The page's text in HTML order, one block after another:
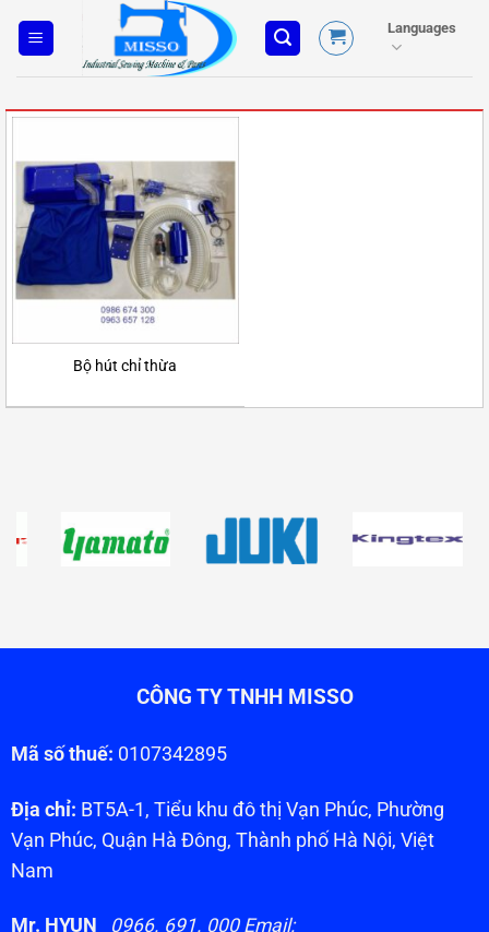
Languages
Bộ hút chỉ thừa
CÔNG TY TNHH MISSO
Mã số thuế: 0107342895
Địa chỉ: BT5A-1, Tiểu khu đô thị Vạn Phúc, Phường
Vạn Phúc, Quận Hà Đông, Thành phố Hà Nội, Việt
Nam
Mr. HYUN
0966. 691. 000 Email: